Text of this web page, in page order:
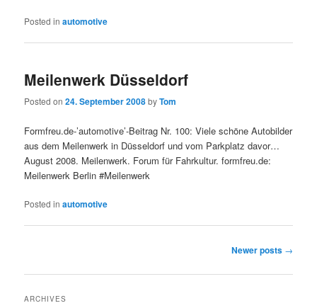
Posted in automotive
Meilenwerk Düsseldorf
Posted on24. September 2008byTom
Formfreu.de-’automotive’-Beitrag Nr. 100: Viele schöne Autobilder
aus dem Meilenwerk in Düsseldorf und vom Parkplatz davor…
August 2008. Meilenwerk. Forum für Fahrkultur. formfreu.de:
Meilenwerk Berlin #Meilenwerk
Posted in automotive
Newer posts →
ARCHIVES